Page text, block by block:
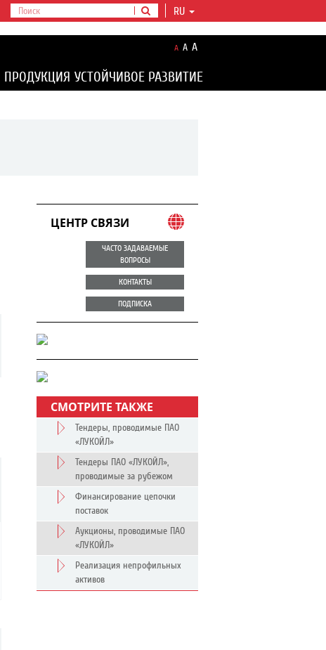
RU
A A A
ПРОДУКЦИЯ УСТОЙЧИВОЕ РАЗВИТИЕ
ЦЕНТР СВЯЗИ
ЧАСТО ЗАДАВАЕМЫЕ
ВОПРОСЫ
КОНТАКТЫ
ПОДПИСКА
СМОТРИТЕ ТАКЖЕ
Тендеры, проводимые ПАО
«ЛУКОЙЛ»
Тендеры ПАО «ЛУКОЙЛ»,
проводимые за рубежом
Финансирование цепочки
поставок
Аукционы, проводимые ПАО
«ЛУКОЙЛ»
Реализация непрофильных
активов